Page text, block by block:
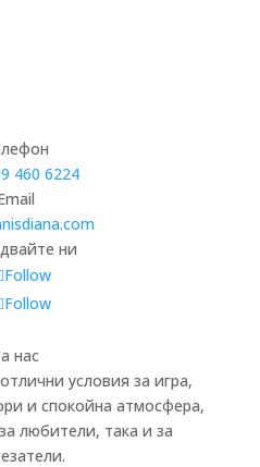
460 6224­
ни
Follow
Follow
нас
условия за игра,
и спокойна атмосфера,
любители, така и за